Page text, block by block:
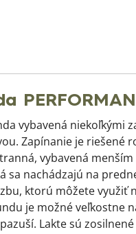
vybavená niekoľkými
Zapínanie je riešené
vybavená
sa nachádzajú na
ktorú môžete
je možné veľkostne
Lakte sú